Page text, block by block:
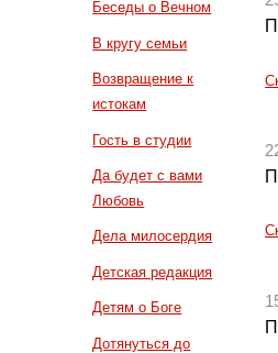
Беседы о Вечном
В кругу семьи
Возвращение к
истокам
Гость в студии
Да будет с вами
Любовь
Дела милосердия
Детская редакция
Детям о Боге
Дотянуться до